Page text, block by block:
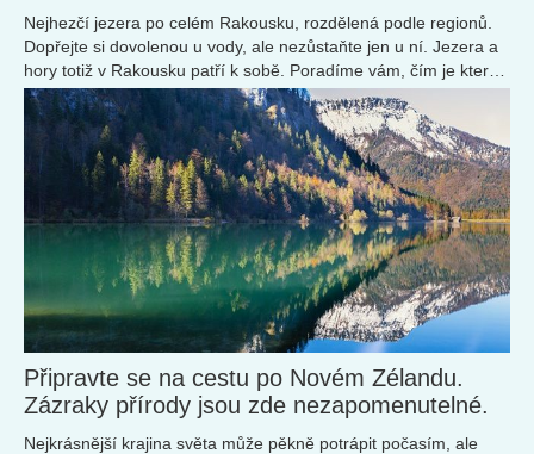
Nejhezčí jezera po celém Rakousku, rozdělená podle regionů.
Dopřejte si dovolenou u vody, ale nezůstaňte jen u ní. Jezera a
hory totiž v Rakousku patří k sobě. Poradíme vám, čím je které
jezero specifické a jaké výlety najdete v jeho okolí.
Připravte se na cestu po Novém Zélandu.
Zázraky přírody jsou zde nezapomenutelné.
Nejkrásnější krajina světa může pěkně potrápit počasím, ale